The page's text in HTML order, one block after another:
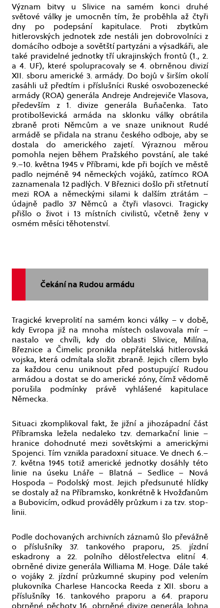
Význam bitvy u Slivice na samém konci druhé
světové války je umocněn tím, že proběhla až čtyři
dny po podepsání kapitulace. Proti zbytkům
hitlerovských jednotek zde nestáli jen dobrovolníci z
domácího odboje a sovětští partyzáni a výsadkáři, ale
také pravidelné jednotky tří ukrajinských frontů (1., 2.
a 4. UF), které spolupracovaly se 4. obrněnou divizí
XII. sboru americké 3. armády. Do bojů v širším okolí
zasáhli už předtím i příslušníci Ruské osvobozenecké
armády (ROA) generála Andreje Andrejeviče Vlasova,
především z 1. divize generála Buňačenka. Tato
protibolševická armáda na sklonku války obrátila
zbraně proti Němcům a ve snaze uniknout Rudé
armádě se přidala na stranu českého odboje, aby se
dostala do amerického zajetí. Výraznou měrou
pomohla nejen během Pražského povstání, ale také
9.–10. května 1945 v Příbrami, kde při bojích ve městě
padlo nejméně 94 německých vojáků, zatímco ROA
zaznamenala 12 padlých. V Březnici došlo při střetnutí
mezi ROA a německými silami k dalším ztrátám –
údajně padlo 37 Němců a čtyři vlasovci. Tragicky
přišlo o život i 13 místních civilistů, včetně ženy v
osmém měsíci těhotenství.
Čekání na Rudou armádu
Tragické krveprolití na samém konci války – v době,
kdy Evropa již na mnoha místech oslavovala mír –
nastalo ve chvíli, kdy do oblasti Slivice, Milína,
Březnice a Čimelic pronikla nepřátelská hitlerovská
vojska, která odmítala složit zbraně. Jejich cílem bylo
za každou cenu uniknout před postupující Rudou
armádou a dostat se do americké zóny, čímž vědomě
porušila podmínky právě vyhlášené kapitulace
Německa.
Situaci zkomplikoval fakt, že jižní a jihozápadní část
Příbramska ležela nedaleko tzv. demarkační linie –
hranice dohodnuté mezi sovětskými a americkými
Spojenci. Tím vznikla paradoxní situace. Ve dnech 6.–
7. května 1945 totiž americké jednotky dosáhly této
linie na úseku Lnáře – Blatná – Sedlice – Nová
Hospoda – Podolský most. Jejich předsunuté hlídky
se dostaly až na Příbramsko, konkrétně k Hvožďanům
a Bubovicím, odkud prováděly průzkum i za tzv. stop-
linii.
Podle dochovaných archivních záznamů šlo převážně
o příslušníky 37. tankového praporu, 25. jízdní
eskadrony a 22. polního dělostřelectva elitní 4.
obrněné divize generála Williama M. Hoge. Dále také
o vojáky 2. jízdní průzkumné skupiny pod velením
plukovníka Charlese Hancocka Reeda z XII. sboru a
příslušníky 16. tankového praporu a 64. praporu
obrněné pěchoty 16. obrněné divize generála Johna